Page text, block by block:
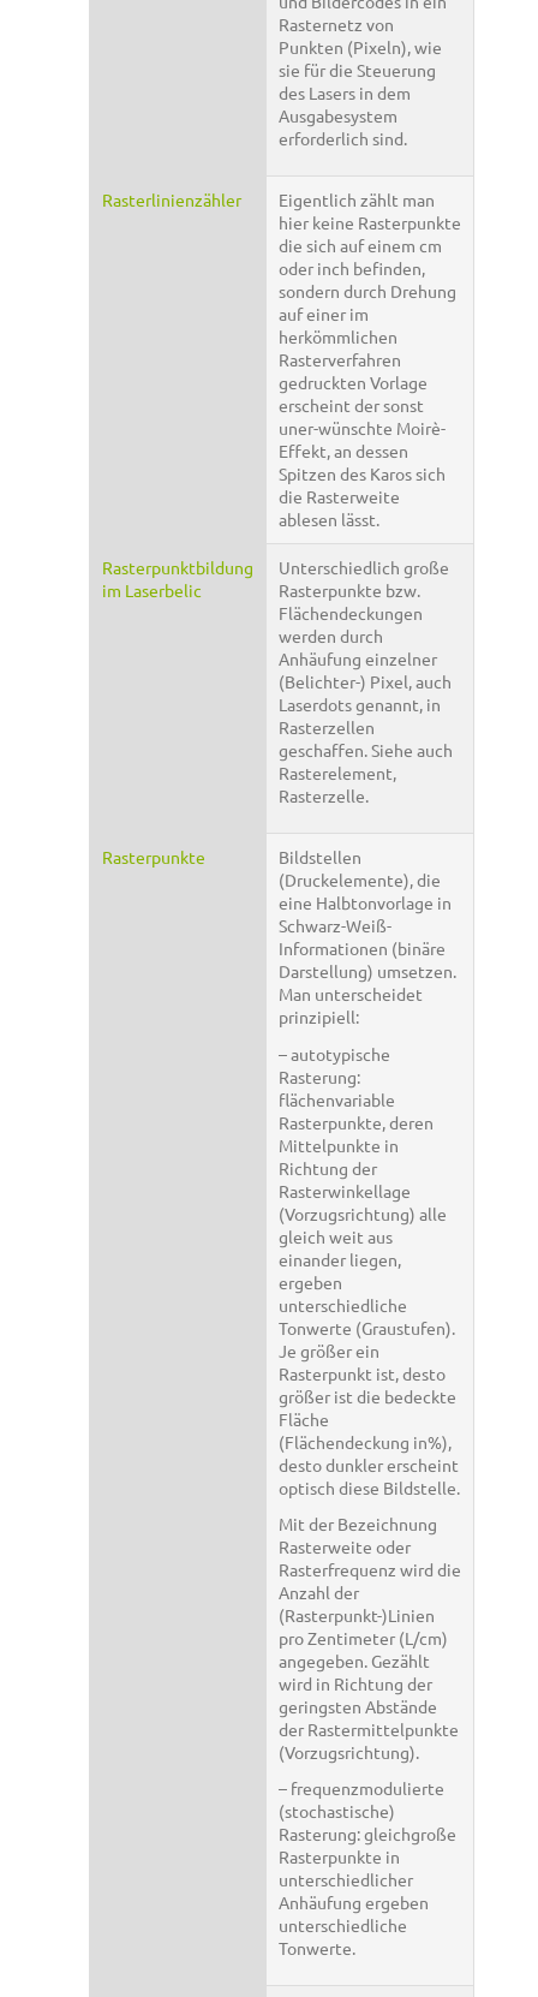
Rasternetz von
Punkten (Pixeln), wie
sie für die Steuerung
des Lasers in dem
Ausgabesystem
erforderlich sind.
Rasterlinienzähler
Eigentlich zählt man
hier keine Rasterpunkte
die sich auf einem cm
oder inch befinden,
sondern durch Drehung
auf einer im
herkömmlichen
Rasterverfahren
gedruckten Vorlage
erscheint der sonst
uner-wünschte Moirè-
Effekt, an dessen
Spitzen des Karos sich
die Rasterweite
ablesen lässt.
Rasterpunktbildung
im Laserbelic
Unterschiedlich große
Rasterpunkte bzw.
Flächendeckungen
werden durch
Anhäufung einzelner
(Belichter-) Pixel, auch
Laserdots genannt, in
Rasterzellen
geschaffen. Siehe auch
Rasterelement,
Rasterzelle.
Rasterpunkte
Bildstellen
(Druckelemente), die
eine Halbtonvorlage in
Schwarz-Weiß-
Informationen (binäre
Darstellung) umsetzen.
Man unterscheidet
prinzipiell:
– autotypische
Rasterung:
flächenvariable
Rasterpunkte, deren
Mittelpunkte in
Richtung der
Rasterwinkellage
(Vorzugsrichtung) alle
gleich weit aus
einander liegen,
ergeben
unterschiedliche
Tonwerte (Graustufen).
Je größer ein
Rasterpunkt ist, desto
größer ist die bedeckte
Fläche
(Flächendeckung in%),
desto dunkler erscheint
optisch diese Bildstelle.
Mit der Bezeichnung
Rasterweite oder
Rasterfrequenz wird die
Anzahl der
(Rasterpunkt-)Linien
pro Zentimeter (L/cm)
angegeben. Gezählt
wird in Richtung der
geringsten Abstände
der Rastermittelpunkte
(Vorzugsrichtung).
– frequenzmodulierte
(stochastische)
Rasterung: gleichgroße
Rasterpunkte in
unterschiedlicher
Anhäufung ergeben
unterschiedliche
Tonwerte.